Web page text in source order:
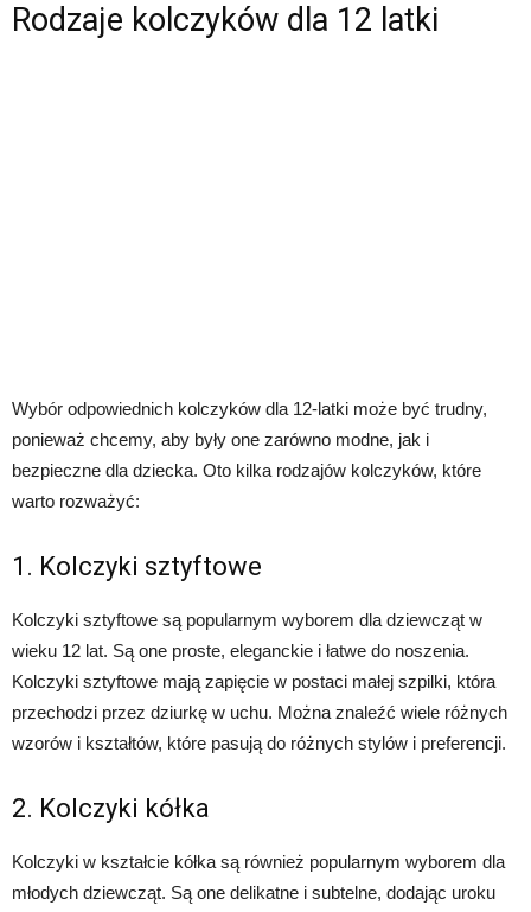
Rodzaje kolczyków dla 12 latki
Wybór odpowiednich kolczyków dla 12-latki może być trudny,
ponieważ chcemy, aby były one zarówno modne, jak i
bezpieczne dla dziecka. Oto kilka rodzajów kolczyków, które
warto rozważyć:
1. Kolczyki sztyftowe
Kolczyki sztyftowe są popularnym wyborem dla dziewcząt w
wieku 12 lat. Są one proste, eleganckie i łatwe do noszenia.
Kolczyki sztyftowe mają zapięcie w postaci małej szpilki, która
przechodzi przez dziurkę w uchu. Można znaleźć wiele różnych
wzorów i kształtów, które pasują do różnych stylów i preferencji.
2. Kolczyki kółka
Kolczyki w kształcie kółka są również popularnym wyborem dla
młodych dziewcząt. Są one delikatne i subtelne, dodając uroku